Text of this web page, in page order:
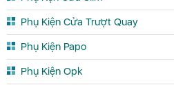
Phụ Kiện Cửa Trượt Quay
Phụ Kiện Papo
Phụ Kiện Opk